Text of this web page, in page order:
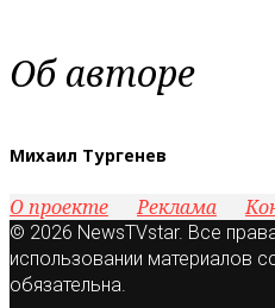
Об авторе
Михаил Тургенев
О проекте Реклама
© 2026 NewsTVstar. Все
использовании материалов
обязательна.